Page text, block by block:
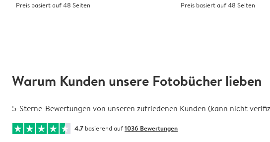
Preis basiert auf 48 Seiten
Preis basiert auf 48 Seiten
Warum Kunden unsere Fotobücher lieben
5-Sterne-Bewertungen von unseren zufriedenen Kunden (kann nicht
4.7 basierend auf1036 Bewertungen